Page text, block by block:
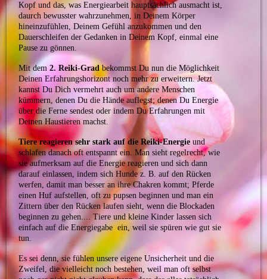
Kopf und das, was Energiearbeit hauptsächlich ausmacht ist,
daurch bewusster wahrzunehmen, in Deinem Körper
hineinzufühlen, Deinem Gefühl anzukommen und den
Dauerschleifen der Gedanken in Deinem Kopf, einmal eine
Pause zu gönnen.
Mit dem2. Reiki-Gradbekommst Du nun die Möglichkeit
Deinen Erfahrungshorizont noch mehr zu erweitern. Jetzt
kannst Du Dich vermehrt auch um andere Menschen
kümmern, denen Du die Hände auflegst; denen Du Energie
über die Ferne sendest oder indem Du Erfahrungen mit
Deinen Haustieren machst.
Tiere reagieren sehr stark auf die Reiki-Energieund
schlafen danach oft entspannt ein. Man sieht regelrecht, wie
sie aufmerksam auf die Energie reagieren und sich dann
darauf einlassen, indem sich Hunde z. B. auf den Rücken
werfen, damit man besser an ihre Chakren kommt; Pferde
einen Huf aufstellen, oft zu pupsen beginnen und man ein
Zittern über den Rücken laufen sieht, wenn die Blockaden
beginnen zu gehen.... Tiere und kleine Kinder lassen sich
einfach auf die Energiegabe ein, weil sie spüren wie gut sie
tun.
Es sei denn, sie fühlen unsere eigene Unsicherheit und die
Zweifel, die vielleicht noch bestehen, weil man oft selbst